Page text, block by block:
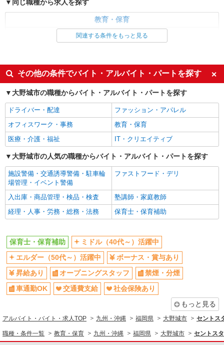
ベルサンテスタッフ株式会社 名古屋支社
派遣保育士/担任業務なし 土日祝休み 固定
【時給】1,450円〜1,650円 ・交通費全額支給
（車通勤の場合も駐車場代・ガソリン代は弊社負
給】は、原則週30時間以上勤務の場合となりま
福岡県 大野城市の保育施設 （保育園・幼稚
園・小規模保育園・認定こども園・企業内保育所
など）
キープ 詳細を見る
派遣社員 紹介予定派遣
ベルサンテ株式会社 名古屋支社
保育教諭/扶養内 短時間 シフト相談OK 残
業なし 資格必須
（車通勤の場合も駐車場代・ガソリン代は弊社負
担） ・各種保険完備 ・昇給あり
福岡県 大野城市の保育施設 （保育園・幼稚
園・小規模保育園・認定こども園・企業内保育所
など）
キープ 詳細を見る
派遣社員 紹介予定派遣
ベルサンテ株式会社 名古屋支社
保育士/土曜日 週1日 隔週OK 補助業務
ダブルワーク
（車通勤の場合も駐車場代・ガソリン代は弊社負
担） ・各種保険完備 ・昇給あり
福岡県 大野城市の保育施設 （保育園・幼稚
園・小規模保育園・認定こども園・企業内保育所
など）
同じ職種から求人を探す
教育・保育
ミドル（40代～）活躍中
ボーナス・賞与あり
オープニングスタッフ
車通勤OK
交通費支給
社会保険あり
関連する条件をもっと見る
その他の条件でバイト・アルバイト・パートを探す
大野城市の職種からバイト・アルバイト・パートを探す
ドライバー・配達
ファッション・アパレル
オフィスワーク・事務
教育・保育
医療・介護・福祉
IT・クリエイティブ
大野城市の人気の職種からバイト・アルバイト・パートを探す
施設警備・交通誘導警備・駐車輪
場管理・イベント警備
ファストフード・デリ
入出庫・商品管理・検品・検査
塾講師・家庭教師
経理・人事・労務・総務・法務
保育士・保育補助
保育士・保育補助
ミドル（40代～）活躍中
エルダー（50代～）活躍中
ボーナス・賞与あり
昇給あり
オープニングスタッフ
禁煙・分煙
車通勤OK
交通費支給
社会保険あり
もっと見る
アルバイト・バイト・求人TOP 九州・沖縄 福岡県 大野城市 セントス
職種・条件一覧 教育・保育 九州・沖縄 福岡県 大野城市 セントス